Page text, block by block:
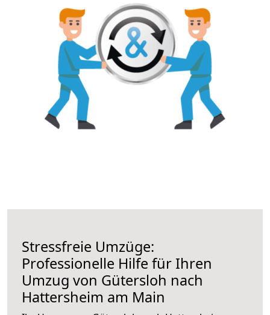
Stressfreie Umzüge:
Professionelle Hilfe für Ihren
Umzug von Gütersloh nach
Hattersheim am Main